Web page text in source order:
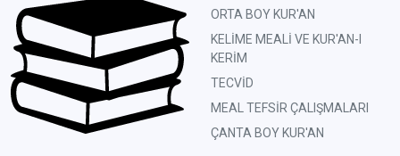
ORTA BOY KUR'AN
KELİME MEALİ VE KUR'AN-I
KERİM
TECVİD
MEAL TEFSİR ÇALIŞMALARI
ÇANTA BOY KUR'AN